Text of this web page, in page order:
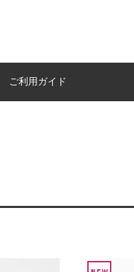
ご利用ガイド